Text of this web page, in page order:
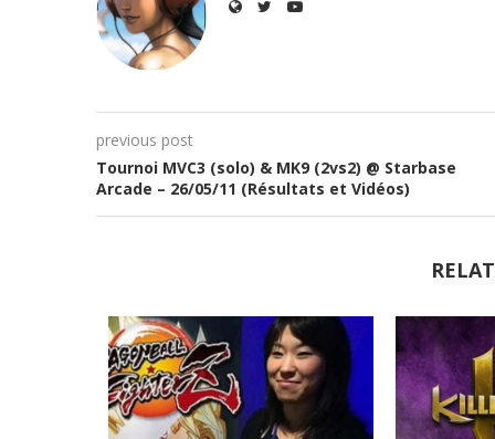
previous post
Tournoi MVC3 (solo) & MK9 (2vs2) @ Starbase
Arcade – 26/05/11 (Résultats et Vidéos)